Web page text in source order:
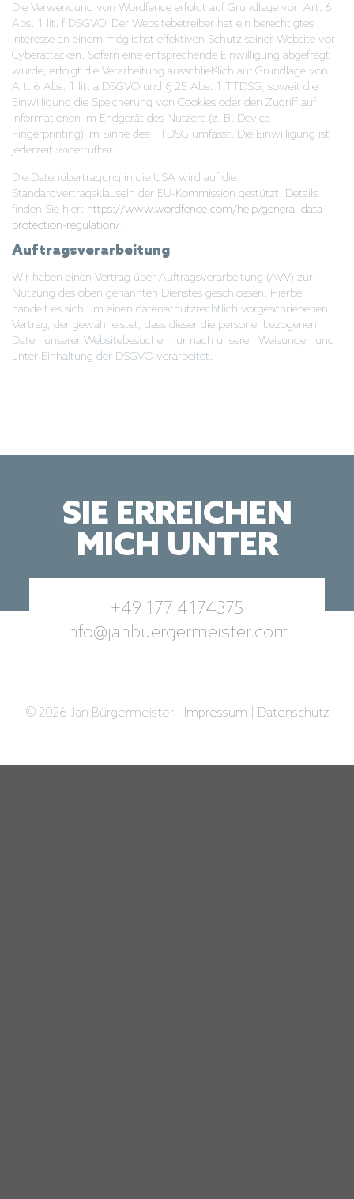
Die Verwendung von Wordfence erfolgt auf Grundlage von Art. 6
Abs. 1 lit. f DSGVO. Der Websitebetreiber hat ein berechtigtes
Interesse an einem möglichst effektiven Schutz seiner Website vor
Cyberattacken. Sofern eine entsprechende Einwilligung abgefragt
wurde, erfolgt die Verarbeitung ausschließlich auf Grundlage von
Art. 6 Abs. 1 lit. a DSGVO und § 25 Abs. 1 TTDSG, soweit die
Einwilligung die Speicherung von Cookies oder den Zugriff auf
Informationen im Endgerät des Nutzers (z. B. Device-
Fingerprinting) im Sinne des TTDSG umfasst. Die Einwilligung ist
jederzeit widerrufbar.
Die Datenübertragung in die USA wird auf die
Standardvertragsklauseln der EU-Kommission gestützt. Details
finden Sie hier: https://www.wordfence.com/help/general-data-
protection-regulation/.
Auftragsverarbeitung
Wir haben einen Vertrag über Auftragsverarbeitung (AVV) zur
Nutzung des oben genannten Dienstes geschlossen. Hierbei
handelt es sich um einen datenschutzrechtlich vorgeschriebenen
Vertrag, der gewährleistet, dass dieser die personenbezogenen
Daten unserer Websitebesucher nur nach unseren Weisungen und
unter Einhaltung der DSGVO verarbeitet.
SIE ERREICHEN
MICH UNTER
+49 177 4174375
info@janbuergermeister.com
© 2026 Jan Bürgermeister | Impressum Datenschutz